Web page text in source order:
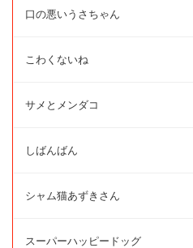
口の悪いうさちゃん
こわくないね
サメとメンダコ
しばんばん
シャム猫あずきさん
スーパーハッピードッグ